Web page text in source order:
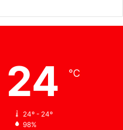
24 ℃
24º - 24º
98%